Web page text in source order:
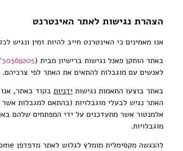
הצהרת נגישות לאתר האינטרנט
אנו מאמינים כי האינטרנט חייב להיות זמין
באתר הותקן פאנל נגישות ברישיון מבית merkulove (
לאנשים עם מוגבלות להתאים את האתר לפי
באתר בוצעו התאמות נגישות ידניות בקוד באתר,
האתר נגיש לבעלי מוגבלויות (בהתאם למגבלות
אלמנטור אשר מתעדכנים על ידי המפתחים שלהם
מוגבלויות.
להנגשה מקסימלית מומלץ לגלוש לאתר מדפדפן Chrome.